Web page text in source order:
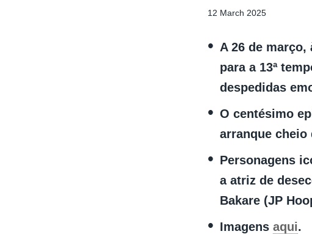
12 March 2025
A 26 de março,
para a 13ª
despedidas
O centésimo
arranque cheio
Personagens
a atriz de
Bakare (JP
Imagens aqui.